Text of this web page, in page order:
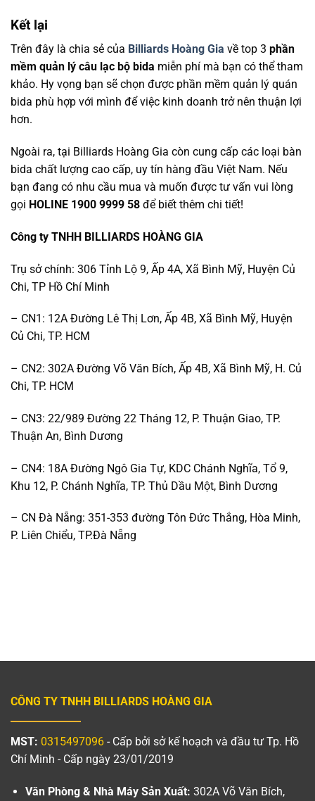
Kết lại
Trên đây là chia sẻ của Billiards Hoàng Gia về top 3 phần
mềm quản lý câu lạc bộ bida miễn phí mà bạn có thể tham
khảo. Hy vọng bạn sẽ chọn được phần mềm quản lý quán
bida phù hợp với mình để việc kinh doanh trở nên thuận lợi
hơn.
Ngoài ra, tại Billiards Hoàng Gia còn cung cấp các loại bàn
bida chất lượng cao cấp, uy tín hàng đầu Việt Nam. Nếu
bạn đang có nhu cầu mua và muốn được tư vấn vui lòng
gọi HOLINE 1900 9999 58 để biết thêm chi tiết!
Công ty TNHH BILLIARDS HOÀNG GIA
Trụ sở chính: 306 Tỉnh Lộ 9, Ấp 4A, Xã Bình Mỹ, Huyện Củ
Chi, TP Hồ Chí Minh
– CN1: 12A Đường Lê Thị Lơn, Ấp 4B, Xã Bình Mỹ, Huyện
Củ Chi, TP. HCM
– CN2: 302A Đường Võ Văn Bích, Ấp 4B, Xã Bình Mỹ, H. Củ
Chi, TP. HCM
– CN3: 22/989 Đường 22 Tháng 12, P. Thuận Giao, TP.
Thuận An, Bình Dương
– CN4: 18A Đường Ngô Gia Tự, KDC Chánh Nghĩa, Tổ 9,
Khu 12, P. Chánh Nghĩa, TP. Thủ Dầu Một, Bình Dương
– CN Đà Nẵng: 351-353 đường Tôn Đức Thắng, Hòa Minh,
P. Liên Chiểu, TP.Đà Nẵng
CÔNG TY TNHH BILLIARDS HOÀNG GIA
MST: 0315497096 - Cấp bởi sở kế hoạch và đầu tư Tp. Hồ
Chí Minh - Cấp ngày 23/01/2019
Văn Phòng & Nhà Máy Sản Xuất: 302A Võ Văn Bích,